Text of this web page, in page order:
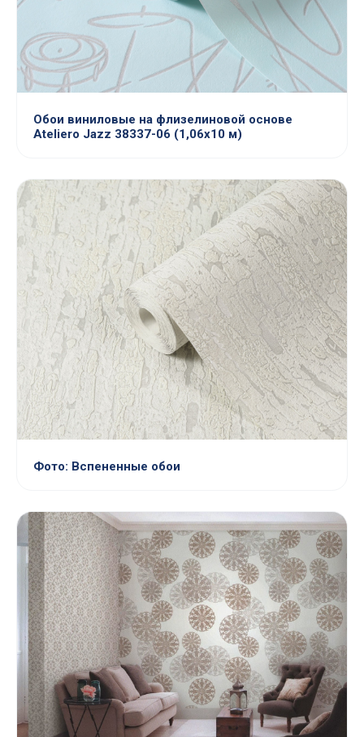
Обои виниловые на флизелиновой основе
Ateliero Jazz 38337-06 (1,06х10 м)
Фото: Вспененные обои